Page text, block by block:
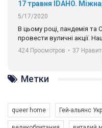
5/17/2020
В цьому році, пандемія та
провести вуличні акції.
навіть коли ми у різних
разом. Ми закликаємо всіх
солідарності,
ГАУ є в 16 областях
Разом наш голос лунає
424 Просмотров • 37
Метки
queer home Гей-альянс